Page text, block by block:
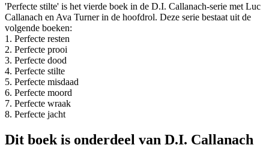
'Perfecte stilte' is het vierde boek in de D.I. Callanach-serie met Luc
Callanach en Ava Turner in de hoofdrol. Deze serie bestaat uit de
volgende boeken:
1. Perfecte resten
2. Perfecte prooi
3. Perfecte dood
4. Perfecte stilte
5. Perfecte misdaad
6. Perfecte moord
7. Perfecte wraak
8. Perfecte jacht
Dit boek is onderdeel van D.I. Callanach